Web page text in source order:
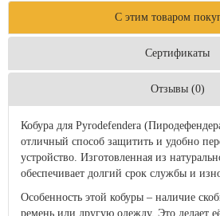
С этим товаром
Сертификаты
Отзывы (0)
Кобура для Pyrodefendera
отличный способ защитить и удобно
устройство. Изготовленная из
обеспечивает долгий срок службы и
Особенность этой кобуры – наличие
ремень или другую одежду. Это делает